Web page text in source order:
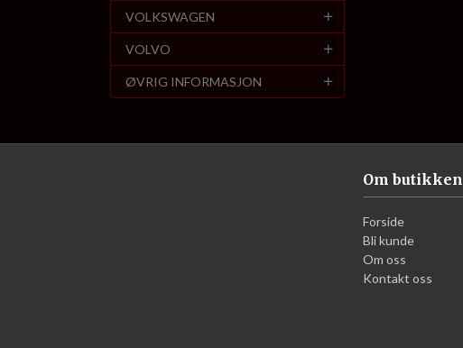
VOLKSWAGEN
VOLVO
ØVRIG INFORMASJON
Om butikken
Forside
Bli kunde
Om oss
Kontakt oss